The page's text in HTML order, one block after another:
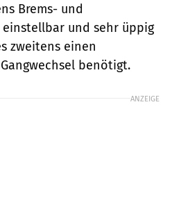
Brems- und
und sehr üppig
zweitens einen
benötigt.
ANZEIGE